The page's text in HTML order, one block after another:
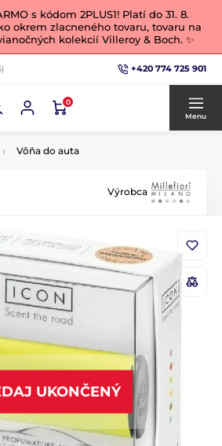
s kódom 2PLUS1! Platí do 31. 8.
okrem zlacneného tovaru, tovaru na
kolekcií Villeroy & Boch. ✨
+420 774 725 901
0
Menu
Vôňa do auta
Výrobca
UKONČENÝ